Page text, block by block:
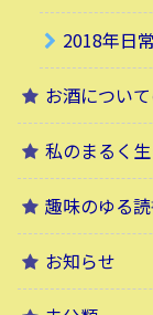
2018年日
お酒につい
私のまるく
趣味のゆる読
お知らせ